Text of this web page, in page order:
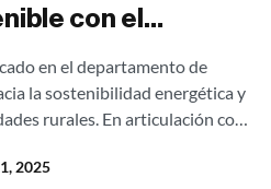
con el
Cero Humo”
en el departamento de
la sostenibilidad energética y
rurales. En articulación con
2025